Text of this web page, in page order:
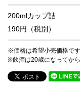
200mlカップ詰
190円（税別）
※価格は希望小売価格で
※飲酒は20歳になってか